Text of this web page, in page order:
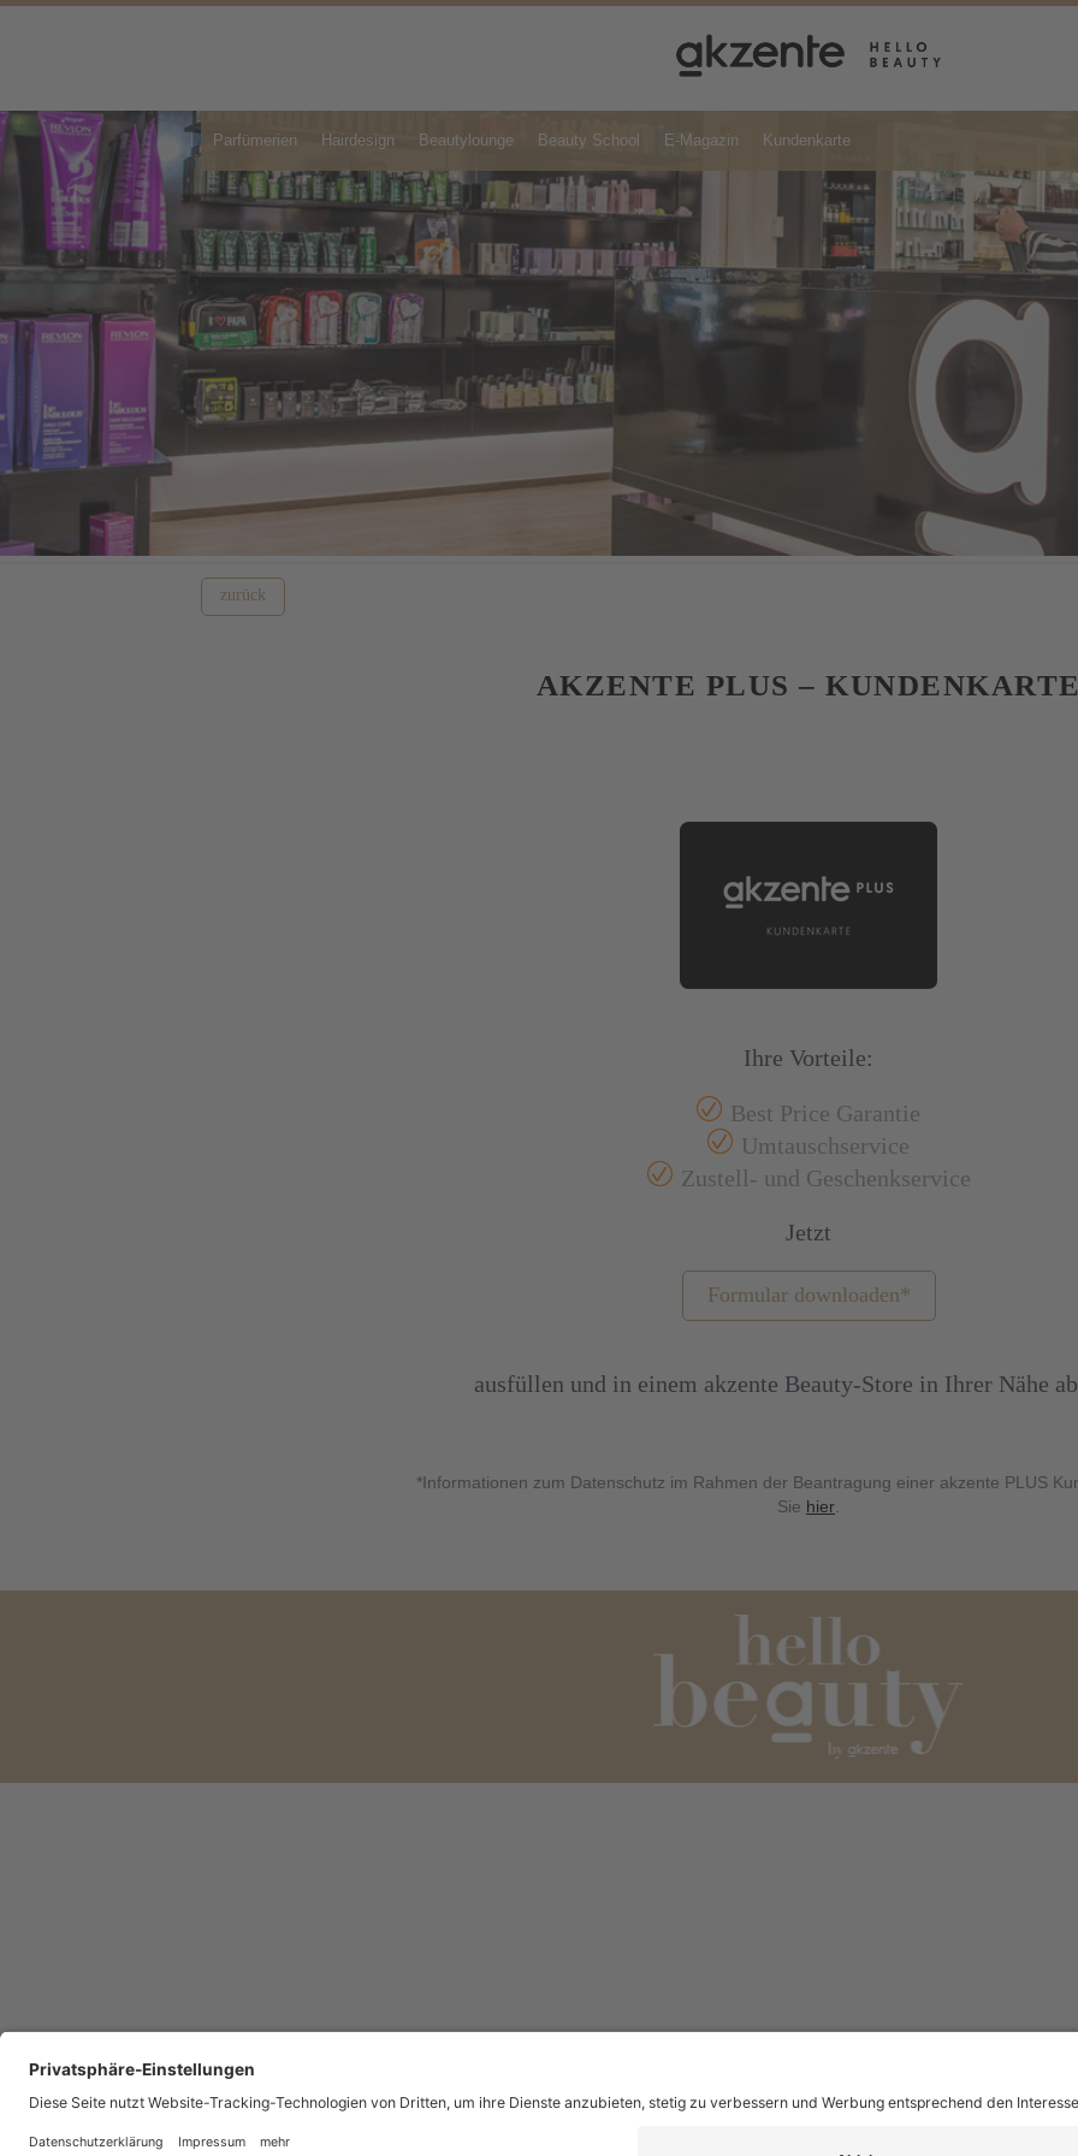
Parfümerien Hairdesign Beautylounge Beauty School E-Magazin Kundenkarte
zurück
AKZENTE PLUS –
Ihre Vorteile:
Best Price Garantie
Umtauschservice
Zustell- und Geschenkservice
Jetzt
Formular downloaden*
ausfüllen und in einem akzente Beauty-Store in Ihrer Nähe
*Informationen zum Datenschutz im Rahmen der Beantragung einer akzente PLUS
Sie hier